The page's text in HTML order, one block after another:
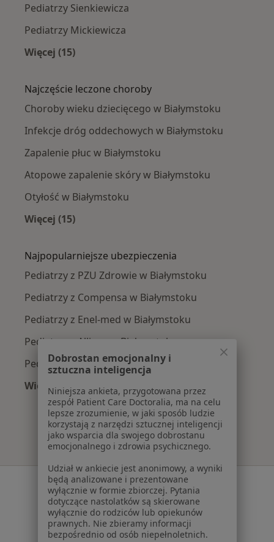
Pediatrzy Sienkiewicza
Pediatrzy Mickiewicza
Więcej (15)
Najczęście leczone choroby
Choroby wieku dziecięcego w Białymstoku
Infekcje dróg oddechowych w Białymstoku
Zapalenie płuc w Białymstoku
Atopowe zapalenie skóry w Białymstoku
Otyłość w Białymstoku
Więcej (15)
Najpopularniejsze ubezpieczenia
Pediatrzy z PZU Zdrowie w Białymstoku
Pediatrzy z Compensa w Białymstoku
Pediatrzy z Enel-med w Białymstoku
Pediatrzy z Allianz w Białymstoku
Pediatrzy z POLMED w Białymstoku
Więcej (3)
Więcej w kategorii: Najpopularniejsze
Serwis
Regulamin
Polityka prywatności pacjentów
Polityka prywatności profesjonalistów
Dobrostan emocjonalny i
sztuczna inteligencja
Niniejsza ankieta, przygotowana przez
zespół Patient Care Doctoralia, ma na celu
lepsze zrozumienie, w jaki sposób ludzie
korzystają z narzędzi sztucznej inteligencji
jako wsparcia dla swojego dobrostanu
emocjonalnego i zdrowia psychicznego.
Udział w ankiecie jest anonimowy, a wyniki
będą analizowane i prezentowane
wyłącznie w formie zbiorczej. Pytania
dotyczące nastolatków są skierowane
wyłącznie do rodziców lub opiekunów
prawnych. Nie zbieramy informacji
bezpośrednio od osób niepełnoletnich.